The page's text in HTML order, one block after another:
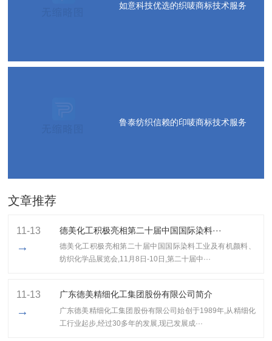
如意科技优选的织唛商标技术服务
鲁泰纺织信赖的印唛商标技术服务
文章推荐
11-13
→
德美化工积极亮相第二十届中国国际染料···
德美化工积极亮相第二十届中国国际染料工业及有机颜料、
纺织化学品展览会,11月8日-10日,第二十届中···
11-13
→
广东德美精细化工集团股份有限公司简介
广东德美精细化工集团股份有限公司始创于1989年,从精细化
工行业起步,经过30多年的发展,现已发展成···